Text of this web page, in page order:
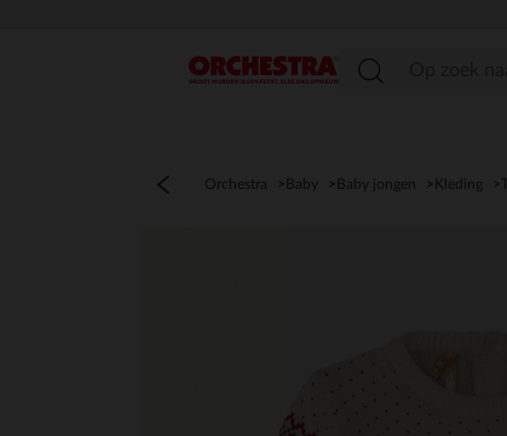
menu
Orchestra Baby Baby jongen Kleding